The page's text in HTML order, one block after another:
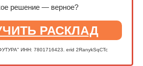
решение — верное?
РАСКЛАД
ИНН: 7801716423. erid 2RanykSqCTc